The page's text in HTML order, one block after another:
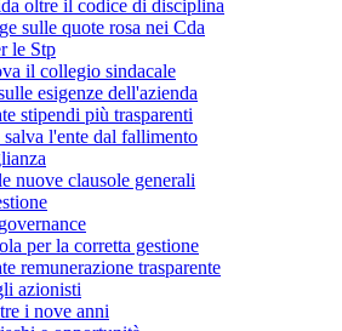
oltre il codice di disciplina
sulle quote rosa nei Cda
le Stp
il collegio sindacale
esigenze dell'azienda
stipendi più trasparenti
l'ente dal fallimento
nuove clausole generali
per la corretta gestione
remunerazione trasparente
azionisti
i nove anni